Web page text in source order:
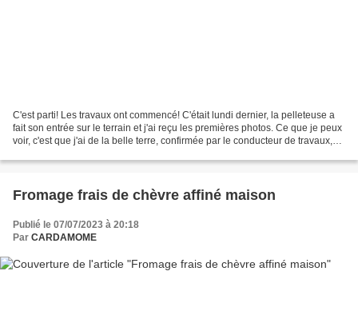
C'est parti! Les travaux ont commencé! C'était lundi dernier, la pelleteuse a
fait son entrée sur le terrain et j'ai reçu les premières photos. Ce que je peux
voir, c'est que j'ai de la belle terre, confirmée par le conducteur de travaux,
Fromage frais de chèvre affiné maison
Publié le 07/07/2023 à 20:18
Par CARDAMOME